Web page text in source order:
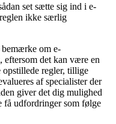
set sætte sig ind i e-
ikke særlig
om e-
det kan være en
regler, tillige
af specialister der
giver det dig mulighed
udfordringer som følge